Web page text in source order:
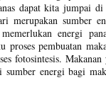
dapat kita jumpai
merupakan sumber
energi
proses pembuatan
fotosintesis.
sumber energi bagi